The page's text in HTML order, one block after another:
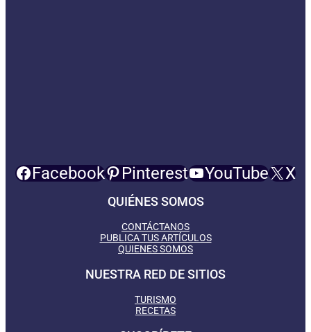
Facebook Pinterest YouTube X
QUIÉNES SOMOS
CONTÁCTANOS
PUBLICA TUS ARTÍCULOS
QUIENES SOMOS
NUESTRA RED DE SITIOS
TURISMO
RECETAS